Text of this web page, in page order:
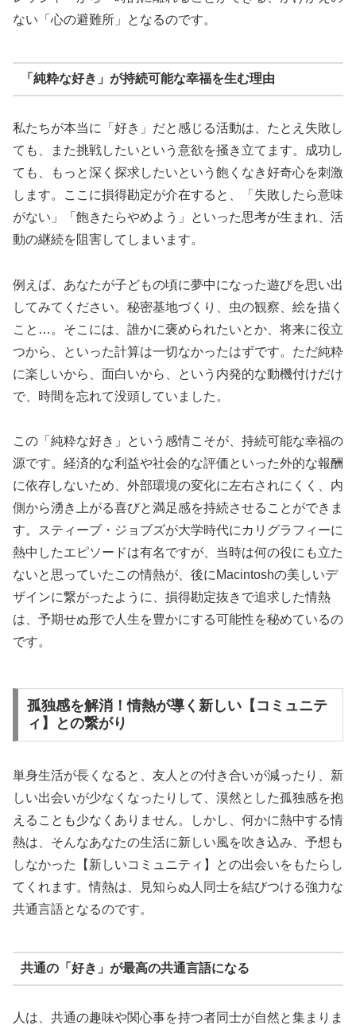
ない「心の避難所」となるのです。
「純粋な好き」が持続可能な幸福を生む理由
私たちが本当に「好き」だと感じる活動は、たとえ失敗し
ても、また挑戦したいという意欲を掻き立てます。成功し
ても、もっと深く探求したいという飽くなき好奇心を刺激
します。ここに損得勘定が介在すると、「失敗したら意味
がない」「飽きたらやめよう」といった思考が生まれ、活
動の継続を阻害してしまいます。
例えば、あなたが子どもの頃に夢中になった遊びを思い出
してみてください。秘密基地づくり、虫の観察、絵を描く
こと…。そこには、誰かに褒められたいとか、将来に役立
つから、といった計算は一切なかったはずです。ただ純粋
に楽しいから、面白いから、という内発的な動機付けだけ
で、時間を忘れて没頭していました。
この「純粋な好き」という感情こそが、持続可能な幸福の
源です。経済的な利益や社会的な評価といった外的な報酬
に依存しないため、外部環境の変化に左右されにくく、内
側から湧き上がる喜びと満足感を持続させることができま
す。スティーブ・ジョブズが大学時代にカリグラフィーに
熱中したエピソードは有名ですが、当時は何の役にも立た
ないと思っていたこの情熱が、後にMacintoshの美しいデ
ザインに繋がったように、損得勘定抜きで追求した情熱
は、予期せぬ形で人生を豊かにする可能性を秘めているの
です。
孤独感を解消！情熱が導く新しい【コミュニテ
ィ】との繋がり
単身生活が長くなると、友人との付き合いが減ったり、新
しい出会いが少なくなったりして、漠然とした孤独感を抱
えることも少なくありません。しかし、何かに熱中する情
熱は、そんなあなたの生活に新しい風を吹き込み、予想も
しなかった【新しいコミュニティ】との出会いをもたらし
てくれます。情熱は、見知らぬ人同士を結びつける強力な
共通言語となるのです。
共通の「好き」が最高の共通言語になる
人は、共通の趣味や関心事を持つ者同士が自然と集まりま